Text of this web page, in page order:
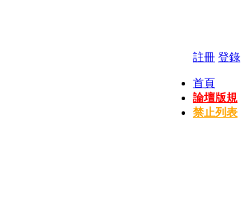
註冊 登錄
首頁
論壇版規
禁止列表